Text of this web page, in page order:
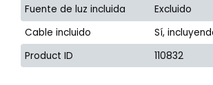
Fuente de luz incluida
Excluido
Cable incluido
Sí,
Product ID
110832